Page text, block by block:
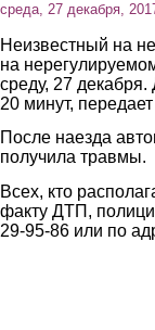
среда, 27 декабря,
Неизвестный на
на
среду, 27
20 минут,
После наезда
получила травмы.
Всех, кто
факту ДТП,
29-95-86 или по